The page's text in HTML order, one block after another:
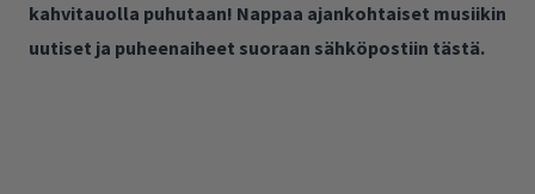
kahvitauolla puhutaan! Nappaa ajankohtaiset musiikin
uutiset ja puheenaiheet suoraan sähköpostiin tästä.